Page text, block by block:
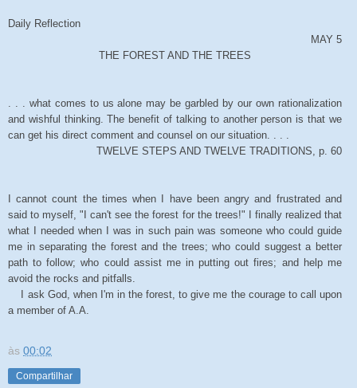
Daily Reflection
MAY 5
THE FOREST AND THE TREES
. . . what comes to us alone may be garbled by our own rationalization
and wishful thinking. The benefit of talking to another person is that we
can get his direct comment and counsel on our situation. . . .
TWELVE STEPS AND TWELVE TRADITIONS, p. 60
I cannot count the times when I have been angry and frustrated and
said to myself, "I can't see the forest for the trees!" I finally realized that
what I needed when I was in such pain was someone who could guide
me in separating the forest and the trees; who could suggest a better
path to follow; who could assist me in putting out fires; and help me
avoid the rocks and pitfalls.
I ask God, when I'm in the forest, to give me the courage to call upon
a member of A.A.
às 00:02
Compartilhar